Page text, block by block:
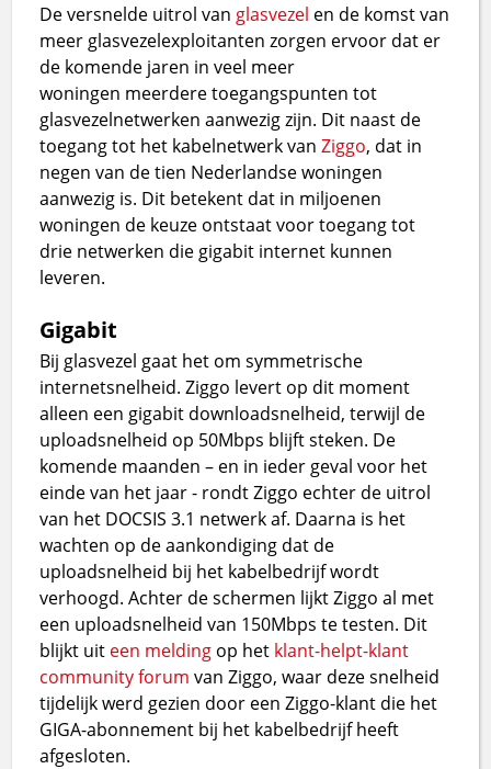
De versnelde uitrol van glasvezel en de komst van
meer glasvezelexploitanten zorgen ervoor dat er
de komende jaren in veel meer
woningen meerdere toegangspunten tot
glasvezelnetwerken aanwezig zijn. Dit naast de
toegang tot het kabelnetwerk vanZiggo, dat in
negen van de tien Nederlandse woningen
aanwezig is. Dit betekent dat in miljoenen
woningen de keuze ontstaat voor toegang tot
drie netwerken die gigabit internet kunnen
leveren.
Gigabit
Bij glasvezel gaat het om symmetrische
internetsnelheid. Ziggo levert op dit moment
alleen een gigabit downloadsnelheid, terwijl de
uploadsnelheid op 50Mbps blijft steken. De
komende maanden – en in ieder geval voor het
einde van het jaar - rondt Ziggo echter de uitrol
van het DOCSIS 3.1 netwerk af. Daarna is het
wachten op de aankondiging dat de
uploadsnelheid bij het kabelbedrijf wordt
verhoogd. Achter de schermen lijkt Ziggo al met
een uploadsnelheid van 150Mbps te testen. Dit
blijkt uit een melding op het klant-helpt-klant
community forum van Ziggo, waar deze snelheid
tijdelijk werd gezien door een Ziggo-klant die het
GIGA-abonnement bij het kabelbedrijf heeft
afgesloten.